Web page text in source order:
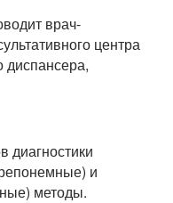
врач-
центра
диспансера,
диагностики
и
методы.